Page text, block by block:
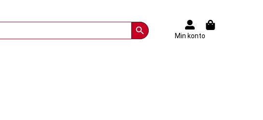
Search Button
Min konto